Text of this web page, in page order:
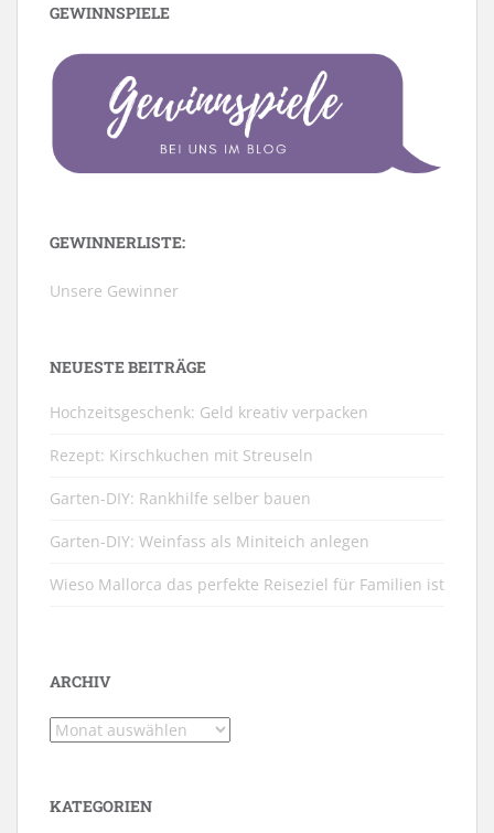
GEWINNSPIELE
GEWINNERLISTE:
Unsere Gewinner
NEUESTE BEITRÄGE
Hochzeitsgeschenk: Geld kreativ verpacken
Rezept: Kirschkuchen mit Streuseln
Garten-DIY: Rankhilfe selber bauen
Garten-DIY: Weinfass als Miniteich anlegen
Wieso Mallorca das perfekte Reiseziel für Familien ist
ARCHIV
Archiv
KATEGORIEN